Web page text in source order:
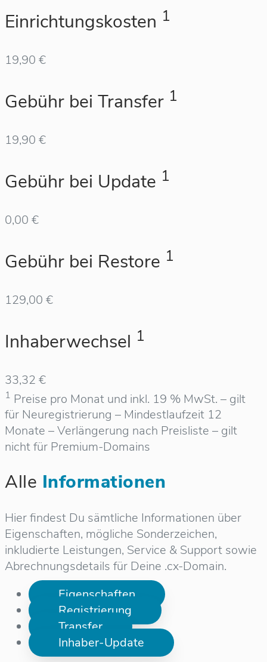
Einrichtungskosten 1
19,90 €
Gebühr bei Transfer 1
19,90 €
Gebühr bei Update 1
0,00 €
Gebühr bei Restore 1
129,00 €
Inhaberwechsel 1
33,32 €
1 Preise pro Monat und inkl. 19 % MwSt. – gilt
für Neuregistrierung – Mindestlaufzeit 12
Monate – Verlängerung nach Preisliste – gilt
nicht für Premium-Domains
Alle Informationen
Hier findest Du sämtliche Informationen über
Eigenschaften, mögliche Sonderzeichen,
inkludierte Leistungen, Service & Support sowie
Abrechnungsdetails für Deine .cx-Domain.
Eigenschaften
Registrierung
Transfer
Inhaber-Update